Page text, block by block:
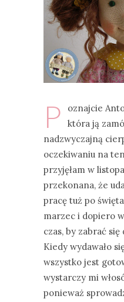
P
oznajcie
która ją
nadzwyczajną
oczekiwaniu na
przyjęłam w
przekonana, że
pracę tuż po
marzec i dopiero
czas, by zabrać
Kiedy wydawało
wszystko jest
wystarczy mi
ponieważ